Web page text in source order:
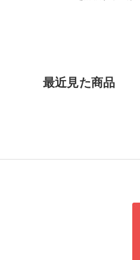
最近見た商品